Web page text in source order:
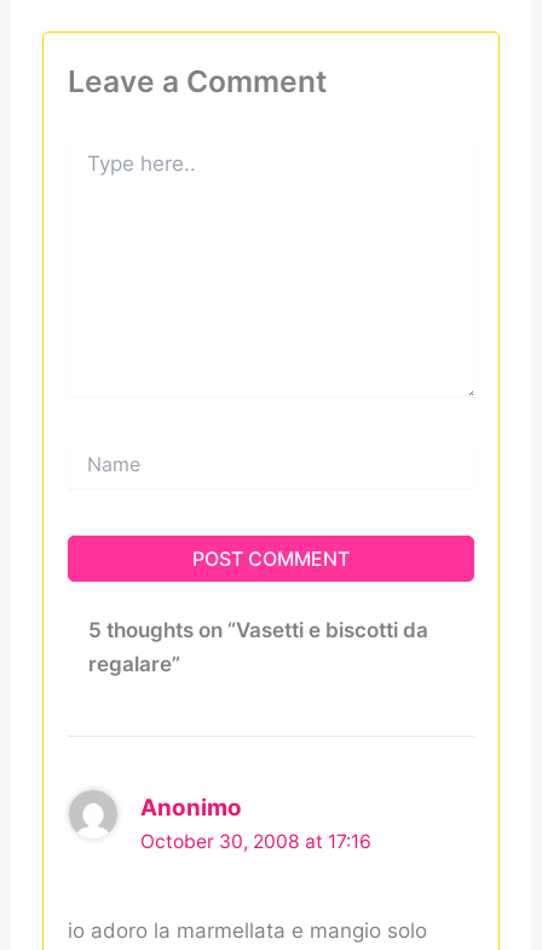
Leave a Comment
here..
5 thoughts on “Vasetti e biscotti da
regalare”
Anonimo
October 30, 2008 at 17:16
io adoro la marmellata e mangio solo